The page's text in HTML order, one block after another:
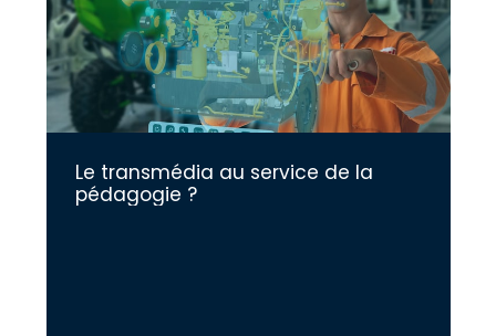
Le transmédia au service de la
pédagogie ?